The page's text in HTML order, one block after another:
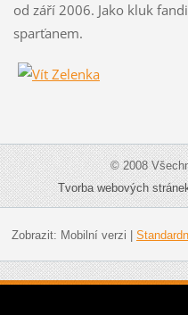
od září 2006. Jako kluk
sparťanem.
© 2008
Tvorba webových
Zobrazit: Mobilní verzi